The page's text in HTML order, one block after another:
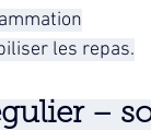
les repas.
–